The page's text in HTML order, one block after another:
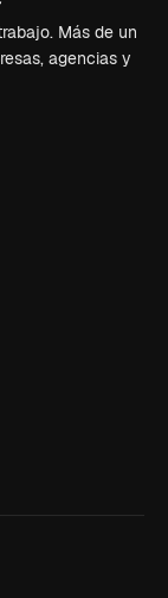
Más de un
agencias y